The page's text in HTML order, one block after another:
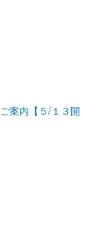
案内【５/１３開